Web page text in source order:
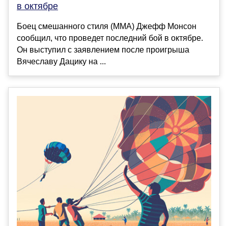
в октябре
Боец смешанного стиля (ММА) Джефф Монсон
сообщил, что проведет последний бой в октябре.
Он выступил с заявлением после проигрыша
Вячеславу Дацику на ...